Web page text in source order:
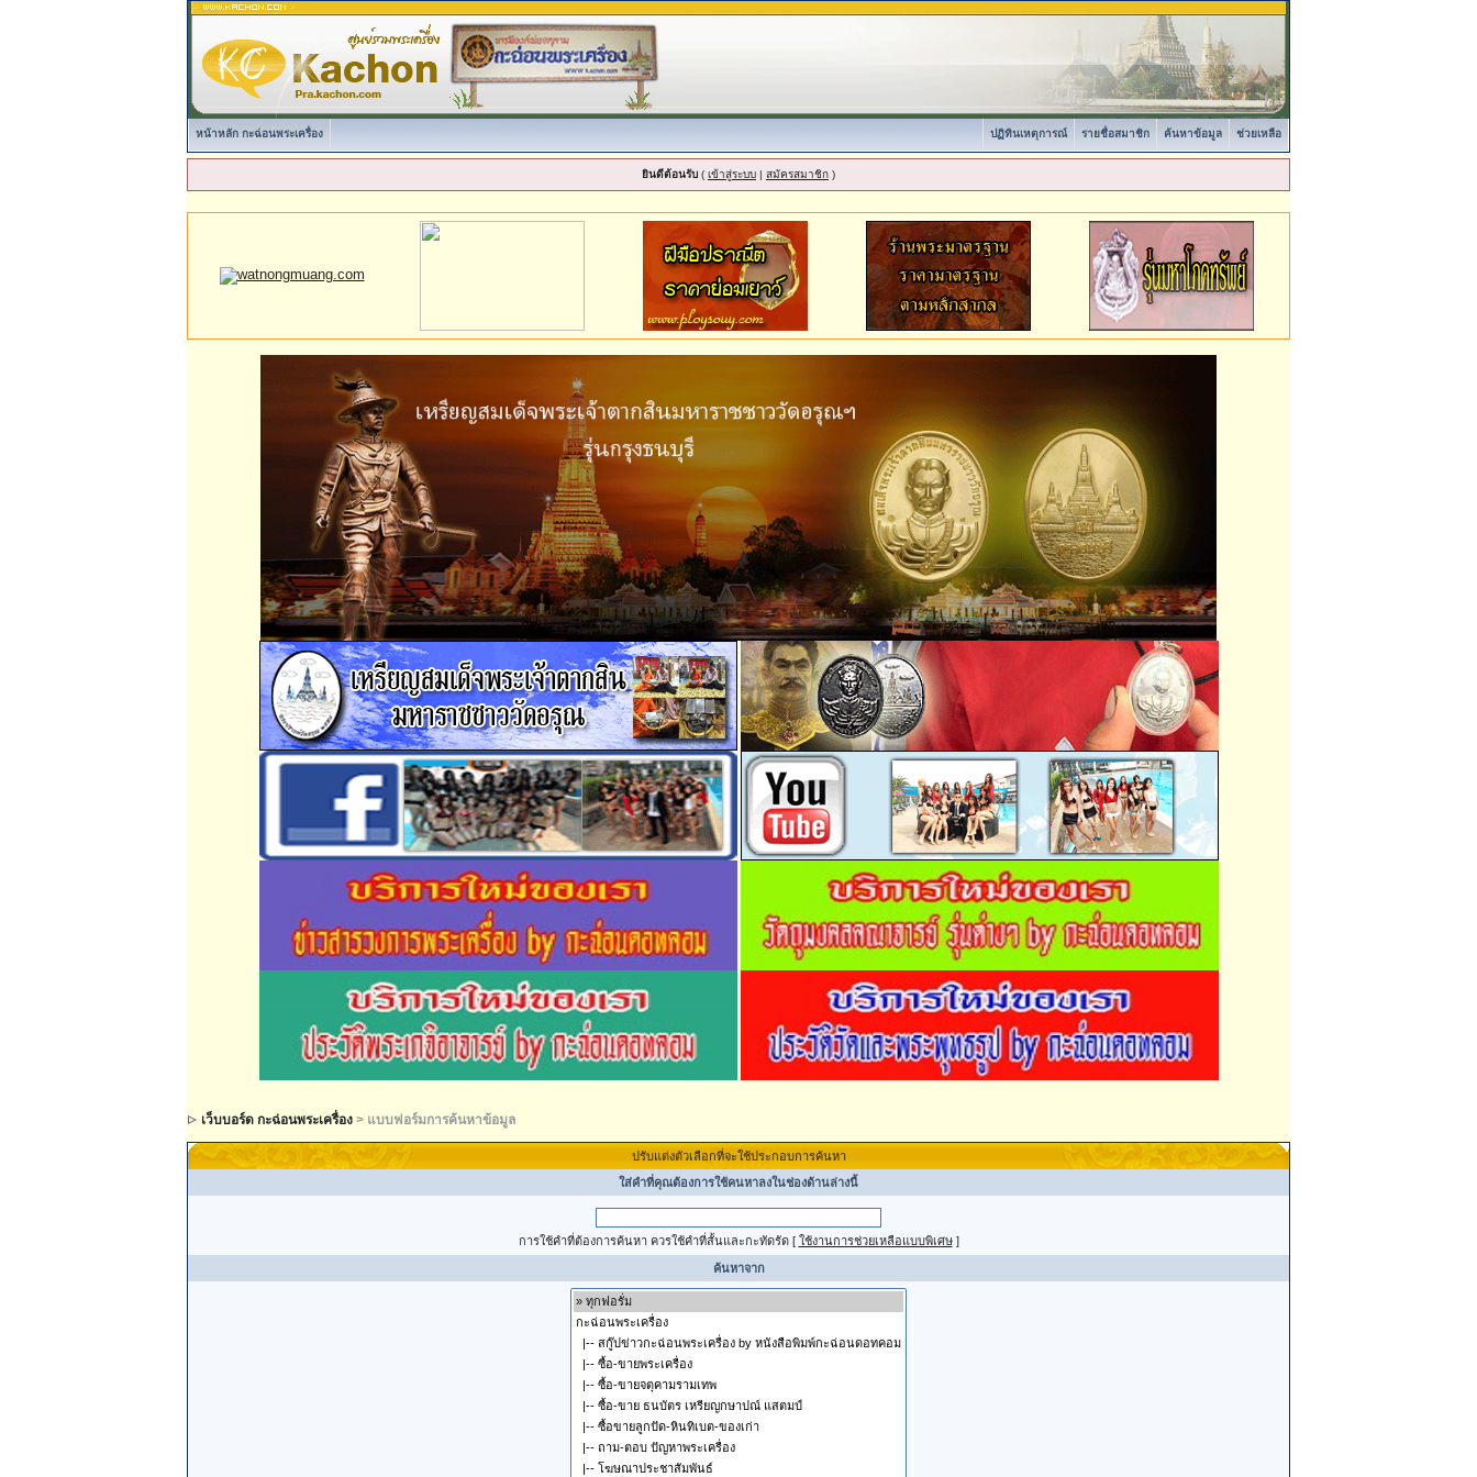
หน้าหลัก กะฉ่อนพระเครื่อง ช่วยเหลือ
ค้นหาข้อมูล
รายชื่อสมาชิก
ปฏิทินเหตุการณ์
ยินดีต้อนรับ ( เข้าสู่ระบบ | สมัครสมาชิก )
เว็บบอร์ด กะฉ่อนพระเครื่อง > แบบฟอร์มการค้นหาข้อมูล
ปรับแต่งตัวเลือกที่จะใช้ประกอบการค้นหา
ใส่คำที่คุณต้องการใช้คนหาลงในช่องด้านล่างนี้
การใช้คำที่ต้องการค้นหา ควรใช้คำที่สั้นและกะทัดรัด[ ใช้งานการช่วยเหลือแบบพิเศษ]
ค้นหาจาก